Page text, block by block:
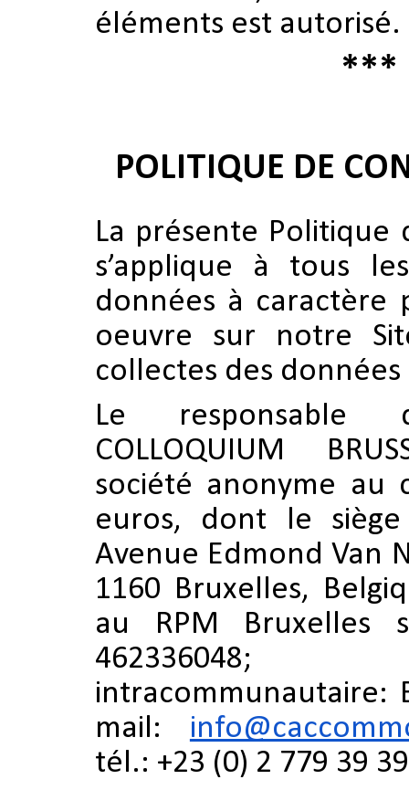
éléments est autorisé.
***
POLITIQUE DE
La présente Politique
s’applique à tous
données à caractère
oeuvre sur notre
collectes des
Le responsable
COLLOQUIUM
société anonyme au
euros, dont le
Avenue Edmond Van
1160 Bruxelles,
au RPM Bruxelles
intracommunautaire:
mail:
tél.: +23 (0) 2 779 39 39